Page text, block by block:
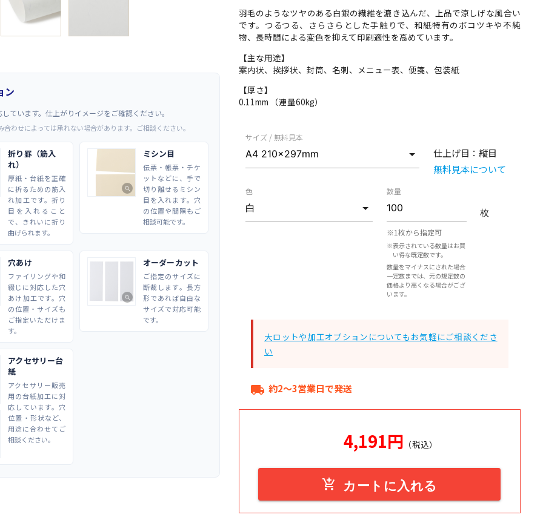
ン
ています。仕上がりイメージをご確認ください。
わせによっては承れない場合があります。ご相談ください。
折り罫（筋入
れ）
厚紙・台紙を正確
に折るための筋入
れ加工です。折り
目を入れること
で、きれいに折り
曲げられます。
zoom_in
ミシン目
伝票・帳票・チケ
ットなどに、手で
切り離せるミシン
目を入れます。穴
の位置や間隔もご
相談可能です。
穴あけ
ファイリングや和
綴じに対応した穴
あけ加工です。穴
の位置・サイズも
ご指定いただけま
す。
zoom_in
オーダーカット
ご指定のサイズに
断裁します。長方
形であれば自由な
サイズで対応可能
です。
アクセサリー台
紙
アクセサリー販売
用の台紙加工に対
応しています。穴
位置・形状など、
用途に合わせてご
相談ください。
羽毛のようなツヤのある白銀の繊維を漉き込んだ、上品で涼しげな風合い
です。つるつる、さらさらとした手触りで、和紙特有のボコツキや不純
物、長時間による変色を抑えて印刷適性を高めています。
【主な用途】
案内状、挨拶状、封筒、名刺、メニュー表、便箋、包装紙
【厚さ】
0.11mm （連量60kg）
サイズ / 無料見本
仕上げ目： 縦目
無料見本について
色 数量
※1枚から指定可
※表示されている数量はお買
い得な既定数です。
数量をマイナスにされた場合
一定数までは、元の規定数の
価格より高くなる場合がござ
います。
枚
大ロットや加工オプションについてもお気軽にご相談くださ
い
local_shipping 約2～3営業日で発送
4,191円 （税込）
add_shopping_cart カートに入れる